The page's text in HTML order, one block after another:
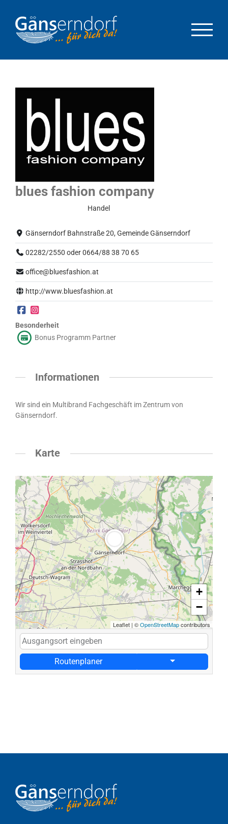
springen
blues fashion company
Handel
Gänserndorf Bahnstraße 20, Gemeinde Gänserndorf
02282/2550 oder 0664/88 38 70 65
office@bluesfashion.at
http://www.bluesfashion.at
Besonderheit
Bonus Programm Partner
Informationen
Wir sind ein Multibrand Fachgeschäft im Zentrum von
Gänserndorf.
Karte
+
−
Leaflet | ©OpenStreetMapcontributors
Routenplaner